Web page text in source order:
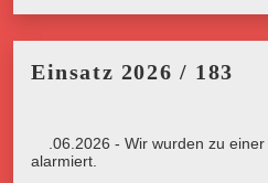
Einsatz 2026 / 183
23.06.2026 - Wir wurden zu
alarmiert.